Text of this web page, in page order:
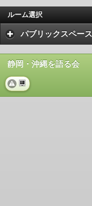
ルーム選択
パブリックスペース
静岡・沖縄を語る会